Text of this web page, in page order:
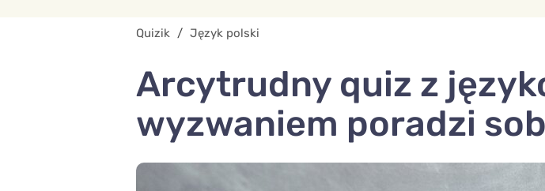
Quizik / Język polski
Arcytrudny quiz z
wyzwaniem poradzi